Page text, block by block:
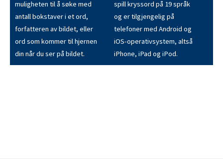
muligheten til å søke med
antall bokstaver i et ord,
forfatteren av bildet, eller
ord som kommer til hjernen
din når du ser på bildet.
spill kryssord på 19 språk
og er tilgjengelig på
telefoner med Android og
iOS-operativsystem, altså
iPhone, iPad og iPod.